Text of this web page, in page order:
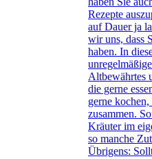
Rezepte
auf Dauer ja
wir uns, dass
haben. In
Altbewährtes
die gerne
gerne
zusammen.
Kräuter im
so manche
Übrigens: